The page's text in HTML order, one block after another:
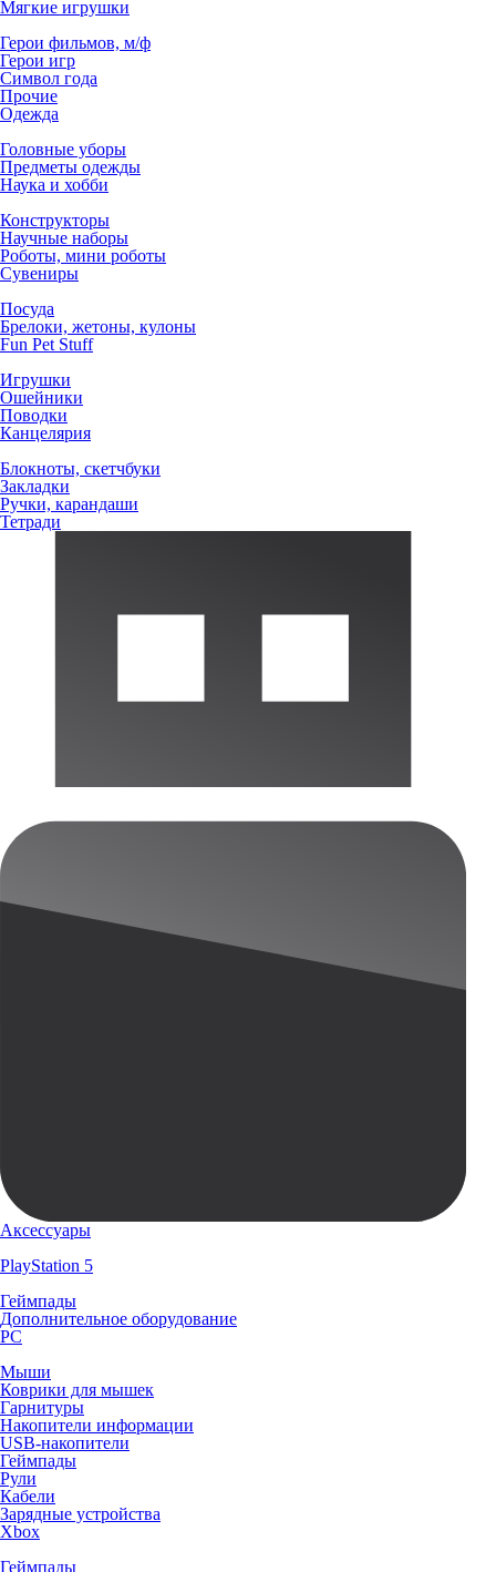
Мягкие игрушки
Герои фильмов, м/ф
Герои игр
Символ года
Прочие
Одежда
Головные уборы
Предметы одежды
Наука и хобби
Конструкторы
Научные наборы
Роботы, мини роботы
Сувениры
Посуда
Брелоки, жетоны, кулоны
Fun Pet Stuff
Игрушки
Ошейники
Поводки
Канцелярия
Блокноты, скетчбуки
Закладки
Ручки, карандаши
Тетради
Аксессуары
PlayStation 5
Геймпады
Дополнительное оборудование
PC
Мыши
Коврики для мышек
Гарнитуры
Накопители информации
USB-накопители
Геймпады
Рули
Кабели
Зарядные устройства
Xbox
Геймпады